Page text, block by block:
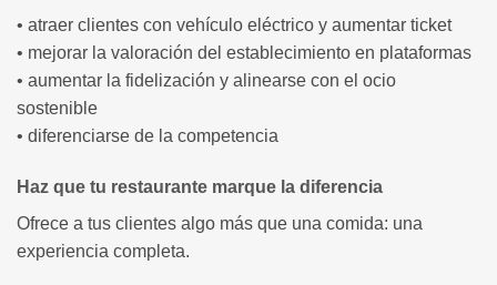
• atraer clientes con vehículo eléctrico y aumentar ticket
• mejorar la valoración del establecimiento en plataformas
• aumentar la fidelización y alinearse con el ocio
sostenible
• diferenciarse de la competencia
Haz que tu restaurante marque la diferencia
Ofrece a tus clientes algo más que una comida: una
experiencia completa.